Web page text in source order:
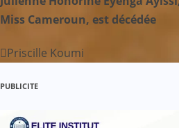
a
r
t
Miss Cameroun, est décédée
Priscille Koumi
PUBLICITE